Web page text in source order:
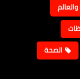
الصحة